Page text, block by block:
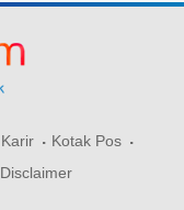
Karir
Kotak Pos
Disclaimer